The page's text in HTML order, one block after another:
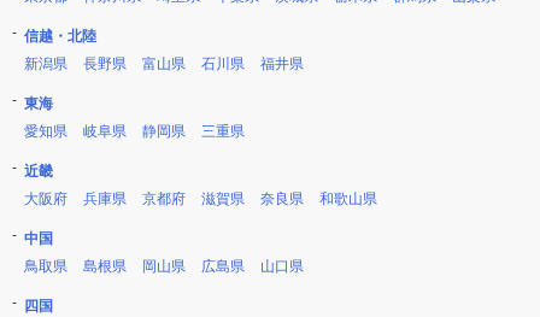
信越・北陸
新潟県
長野県 富山県 石川県 福井県
東海
愛知県
岐阜県 静岡県 三重県
近畿
大阪府
兵庫県 京都府 滋賀県 奈良県 和歌山県
中国
鳥取県
島根県 岡山県 広島県 山口県
四国